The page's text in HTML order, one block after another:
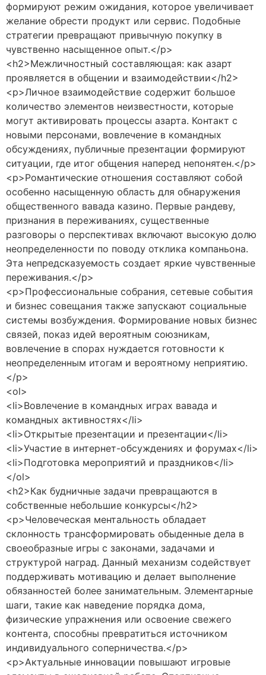
формируют режим ожидания, которое увеличивает
желание обрести продукт или сервис. Подобные
стратегии превращают привычную покупку в
чувственно насыщенное опыт.</p>
<h2>Межличностный составляющая: как азарт
проявляется в общении и взаимодействии</h2>
<p>Личное взаимодействие содержит большое
количество элементов неизвестности, которые
могут активировать процессы азарта. Контакт с
новыми персонами, вовлечение в командных
обсуждениях, публичные презентации формируют
ситуации, где итог общения наперед непонятен.</p>
<p>Романтические отношения составляют собой
особенно насыщенную область для обнаружения
общественного вавада казино. Первые рандеву,
признания в переживаниях, существенные
разговоры о перспективах включают высокую долю
неопределенности по поводу отклика компаньона.
Эта непредсказуемость создает яркие чувственные
переживания.</p>
<p>Профессиональные собрания, сетевые события
и бизнес совещания также запускают социальные
системы возбуждения. Формирование новых бизнес
связей, показ идей вероятным союзникам,
вовлечение в спорах нуждается готовности к
неопределенным итогам и вероятному неприятию.
</p>
<ol>
<li>Вовлечение в командных играх вавада и
командных активностях</li>
<li>Открытые презентации и презентации</li>
<li>Участие в интернет-обсуждениях и форумах</li>
<li>Подготовка мероприятий и праздников</li>
</ol>
<h2>Как будничные задачи превращаются в
собственные небольшие конкурсы</h2>
<p>Человеческая ментальность обладает
склонность трансформировать обыденные дела в
своеобразные игры с законами, задачами и
структурой наград. Данный механизм содействует
поддерживать мотивацию и делает выполнение
обязанностей более занимательным. Элементарные
шаги, такие как наведение порядка дома,
физические упражнения или освоение свежего
контента, способны превратиться источником
индивидуального соперничества.</p>
<p>Актуальные инновации повышают игровые